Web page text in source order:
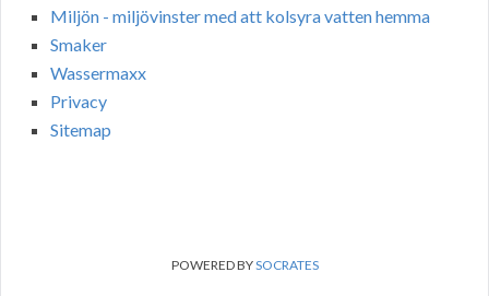
Miljön - miljövinster med att kolsyra vatten hemma
Smaker
Wassermaxx
Privacy
Sitemap
POWERED BYSOCRATES